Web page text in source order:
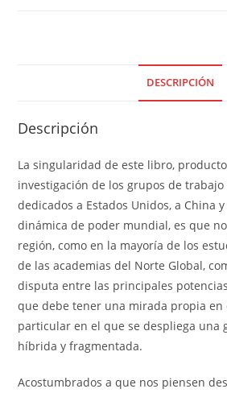
DESCRIPCIÓN
Descripción
La singularidad de este libro,
investigación de los grupos de trabajo
dedicados a Estados Unidos, a China
dinámica de poder mundial, es que
región, como en la mayoría de los
de las academias del Norte Global,
disputa entre las principales
que debe tener una mirada propia en
particular en el que se despliega una
híbrida y fragmentada.
Acostumbrados a que nos piensen